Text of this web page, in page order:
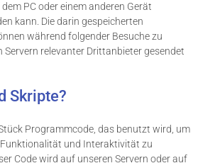
PC oder einem anderen Gerät
kann. Die darin gespeicherten
während folgender Besuche zu
Servern relevanter Drittanbieter gesendet
Skripte?
Programmcode, das benutzt wird, um
und Interaktivität zu
Code wird auf unseren Servern oder auf